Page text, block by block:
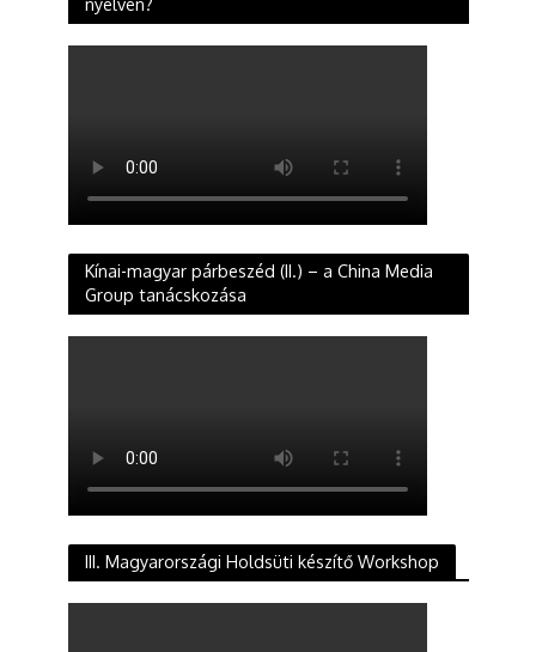
Kínai-magyar párbeszéd (II.) – a China Media
Group tanácskozása
III. Magyarországi Holdsüti készítő Workshop